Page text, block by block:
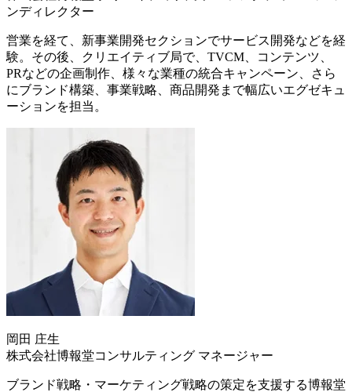
ンディレクター
営業を経て、新事業開発セクションでサービス開発などを経
験。その後、クリエイティブ局で、TVCM、コンテンツ、
PRなどの企画制作、様々な業種の統合キャンペーン、さら
にブランド構築、事業戦略、商品開発まで幅広いエグゼキュ
ーションを担当。
岡⽥ 庄⽣
株式会社博報堂コンサルティング マネージャー
ブランド戦略・マーケティング戦略の策定を支援する博報堂